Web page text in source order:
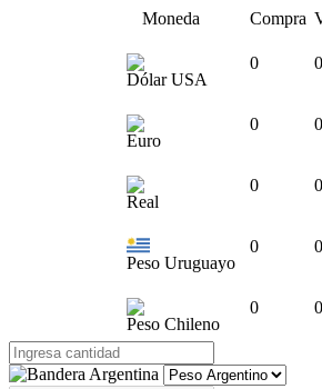
Moneda Compra
Dólar USA
0 0
Euro
0 0
Real
0 0
Peso Uruguayo
0 0
Peso Chileno
0 0